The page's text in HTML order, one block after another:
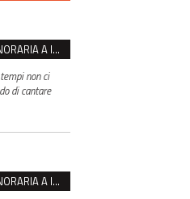
VENTASSO, SÌ ALLA CITTADINANZA ONORARIA A IVA ZANICCHI. MA BARGIACCHI: “È DI PESSIMO GUSTO”
non ci
di cantare
VENTASSO, SÌ ALLA CITTADINANZA ONORARIA A IVA ZANICCHI. MA BARGIACCHI: “È DI PESSIMO GUSTO”